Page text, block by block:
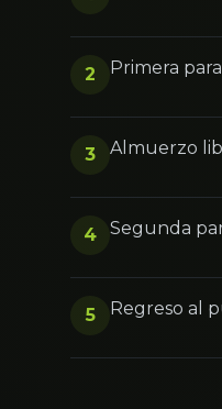
2 Primera
3 Almuerzo
4 Segunda
5 Regreso al